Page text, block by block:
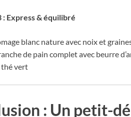
: Express & équilibré
blanc nature avec noix et
de pain complet avec beurre
thé vert
: Un petit-